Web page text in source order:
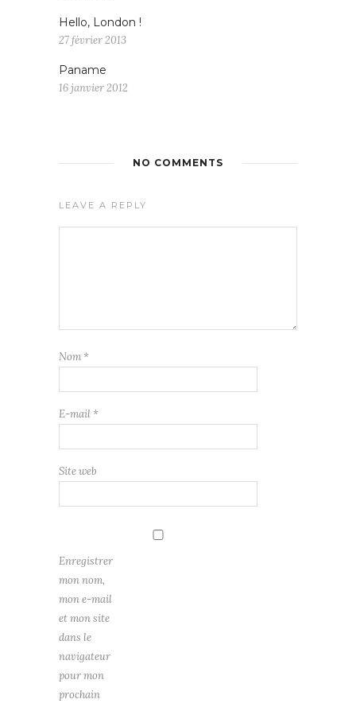
Hello, London !
27 février 2013
Paname
16 janvier 2012
NO COMMENTS
LEAVE A REPLY
Nom *
E-mail *
Site web
Enregistrer
mon nom,
mon e-mail
et mon site
dans le
navigateur
pour mon
prochain